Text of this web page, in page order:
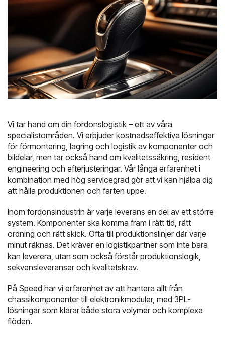
Frakt- &
Transporthantering
lösningar som
för just din
verklighet.
Logistik för
telecom
med. Vi tar
Innovativa
logistiklösningar
Vi tar hand om din fordonslogistik – ett av våra
specialistområden. Vi erbjuder kostnadseffektiva lösningar
för förmontering, lagring och logistik av komponenter och
bildelar, men tar också hand om kvalitetssäkring, resident
engineering och efterjusteringar. Vår långa erfarenhet i
kombination med hög servicegrad gör att vi kan hjälpa dig
att hålla produktionen och farten uppe.
Inom fordonsindustrin är varje leverans en del av ett större
system. Komponenter ska komma fram i rätt tid, rätt
ordning och rätt skick. Ofta till produktionslinjer där varje
minut räknas. Det kräver en logistikpartner som inte bara
kan leverera, utan som också förstår produktionslogik,
sekvensleveranser och kvalitetskrav.
På Speed har vi erfarenhet av att hantera allt från
chassikomponenter till elektronikmoduler, med 3PL-
lösningar som klarar både stora volymer och komplexa
flöden.